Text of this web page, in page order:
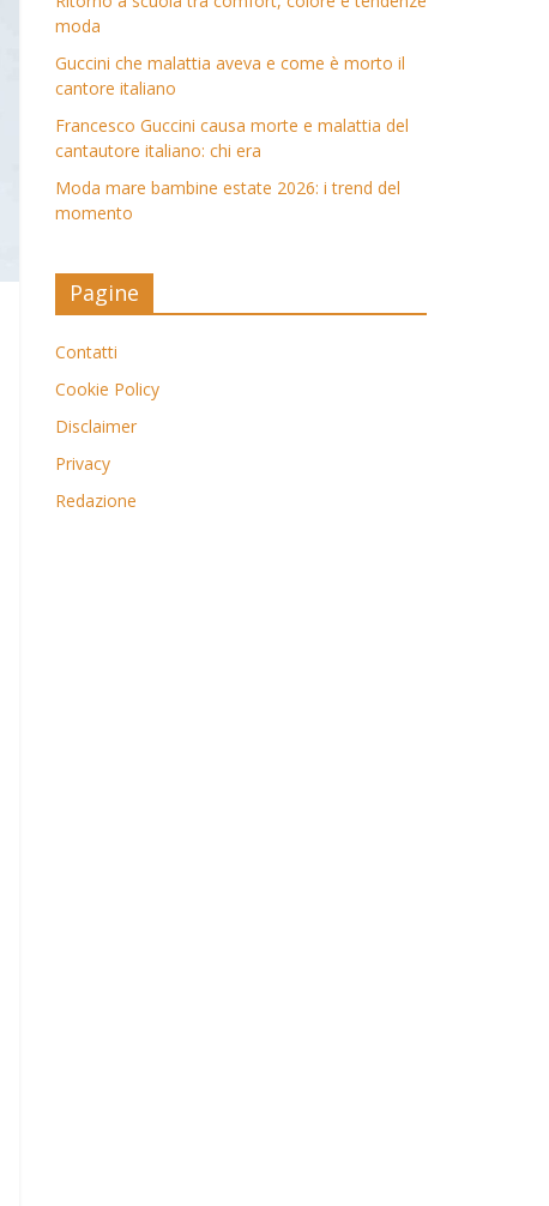
moda
Guccini che malattia aveva e come è morto il
cantore italiano
Francesco Guccini causa morte e malattia del
cantautore italiano: chi era
Moda mare bambine estate 2026: i trend del
momento
Pagine
Contatti
Cookie Policy
Disclaimer
Privacy
Redazione